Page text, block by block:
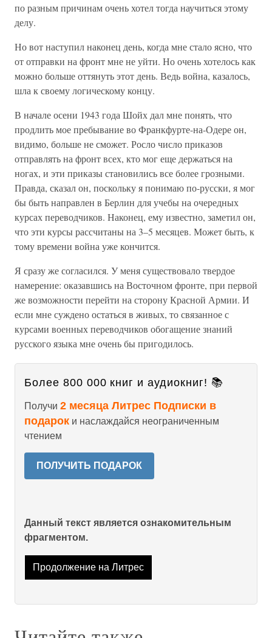
по разным причинам очень хотел тогда научиться этому
делу.
Но вот наступил наконец день, когда мне стало ясно, что
от отправки на фронт мне не уйти. Но очень хотелось как
можно больше оттянуть этот день. Ведь война, казалось,
шла к своему логическому концу.
В начале осени 1943 года Шойх дал мне понять, что
продлить мое пребывание во Франкфурте-на-Одере он,
видимо, больше не сможет. Росло число приказов
отправлять на фронт всех, кто мог еще держаться на
ногах, и эти приказы становились все более грозными.
Правда, сказал он, поскольку я понимаю по-русски, я мог
бы быть направлен в Берлин для учебы на очередных
курсах переводчиков. Наконец, ему известно, заметил он,
что эти курсы рассчитаны на 3–5 месяцев. Может быть, к
тому времени война уже кончится.
Я сразу же согласился. У меня существовало твердое
намерение: оказавшись на Восточном фронте, при первой
же возможности перейти на сторону Красной Армии. И
если мне суждено остаться в живых, то связанное с
курсами военных переводчиков обогащение знаний
русского языка мне очень бы пригодилось.
Более 800 000 книг и аудиокниг! 📚
Получи 2 месяца Литрес Подписки в
подарок и наслаждайся неограниченным
чтением
ПОЛУЧИТЬ ПОДАРОК
Данный текст является ознакомительным
фрагментом.
Продолжение на Литрес